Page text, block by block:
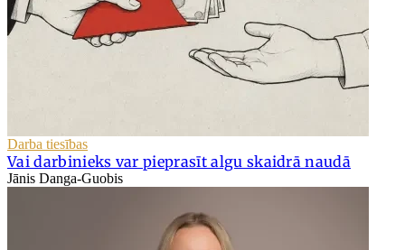
Darba tiesības
Vai darbinieks var pieprasīt algu skaidrā naudā
Jānis Danga-Guobis